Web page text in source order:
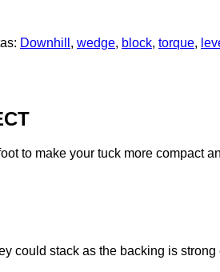
Downhill , wedge, block, torque,
to make your tuck more compact
could stack as the backing is